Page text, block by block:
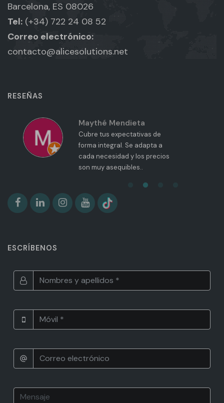
Barcelona, ES 08026
Tel: (+34) 722 24 08 52
Correo electrónico:
contacto@alicesolutions.net
RESEÑAS
Maythé Mendieta
Cubre tus expectativas de
forma integral. Se adapta a
cada necesidad y los precios
son muy asequibles..
ESCRÍBENOS
alternate_email